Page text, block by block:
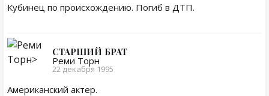
Кубинец по происхождению. Погиб в ДТП.
СТАРШИЙ БРАТ
Реми Торн
22 декабря 1995
Американский актер.